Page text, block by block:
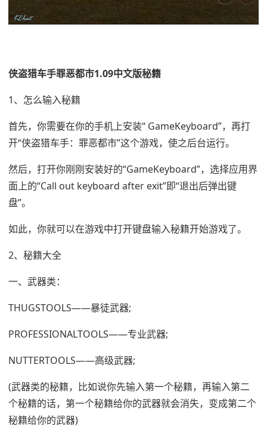
侠盗猎车手罪恶都市1.09中文版秘籍
1、怎么输入秘籍
首先，你需要在你的手机上安装“ GameKeyboard”，再打
开“侠盗猎车手：罪恶都市”这个游戏，使之后台运行。
然后，打开你刚刚安装好的“GameKeyboard”，选择应用界
面上的“Call out keyboard after exit”即“退出后弹出键
盘”。
如此，你就可以在游戏中打开键盘输入秘籍开始游戏了。
2、秘籍大全
一、武器类：
THUGSTOOLS——暴徒武器;
PROFESSIONALTOOLS——专业武器;
NUTTERTOOLS——高级武器;
(武器类的秘籍，比如说你先输入第一个秘籍，再输入第二
个秘籍的话，第一个秘籍给你的武器就会消失，变成第二个
秘籍给你的武器)